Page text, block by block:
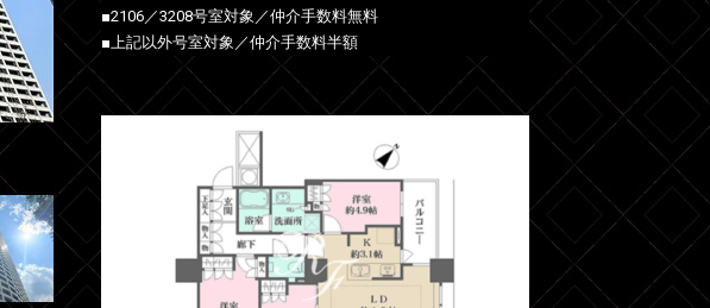
■2106／3208号室対象／仲介手数料無料
■上記以外号室対象／仲介手数料半額